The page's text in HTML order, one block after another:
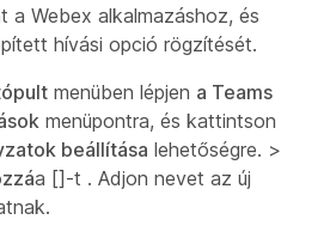
a Webex alkalmazáshoz, és
hívási opció rögzítését.
menüben lépjen a Teams
menüpontra, és kattintson
beállítása lehetőségre. >
a []-t . Adjon nevet az új